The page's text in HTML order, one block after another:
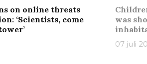
on online threats
‘Scientists, come
was
07 juli